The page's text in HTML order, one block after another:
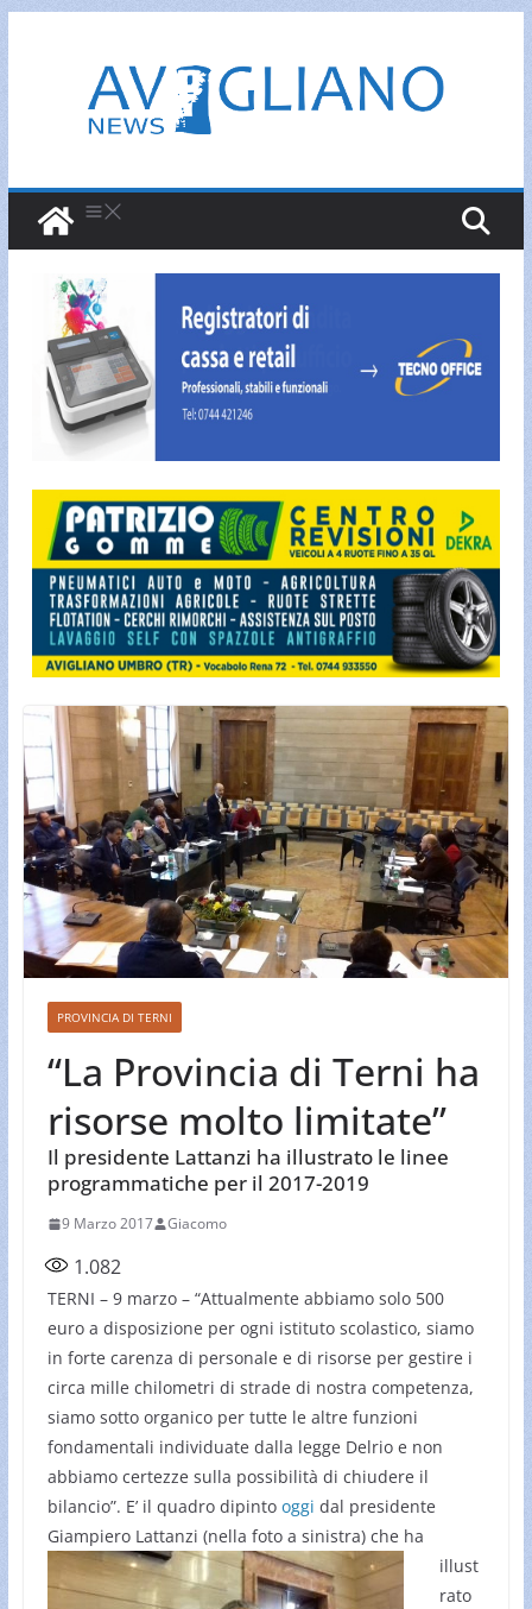
contenuto
PROVINCIA DI TERNI
“La Provincia di Terni ha
risorse molto limitate”
Il presidente Lattanzi ha illustrato le linee
programmatiche per il 2017-2019
9 Marzo 2017 Giacomo
1.082
TERNI – 9 marzo – “Attualmente abbiamo solo 500
euro a disposizione per ogni istituto scolastico, siamo
in forte carenza di personale e di risorse per gestire i
circa mille chilometri di strade di nostra competenza,
siamo sotto organico per tutte le altre funzioni
fondamentali individuate dalla legge Delrio e non
abbiamo certezze sulla possibilità di chiudere il
bilancio”. E’ il quadro dipinto oggi dal presidente
Giampiero Lattanzi (nella foto a sinistra)che ha
illust
rato